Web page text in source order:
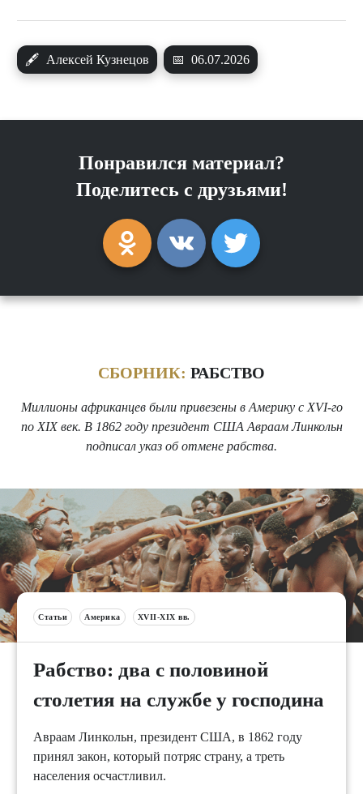
🖋 Алексей Кузнецов 📅 06.07.2026
Понравился материал?
Поделитесь с друзьями!
СБОРНИК: РАБСТВО
Миллионы африканцев были привезены в Америку с XVI-го
по XIX век. В 1862 году президент США Авраам Линкольн
подписал указ об отмене рабства.
Статьи Америка XVII-XIX вв.
Рабство: два с половиной
столетия на службе у господина
Авраам Линкольн, президент США, в 1862 году
принял закон, который потряс страну, а треть
населения осчастливил.